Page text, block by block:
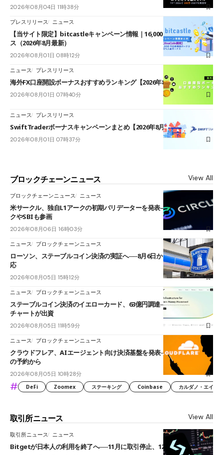
2026年08月04日 11時38分
プレスリリース ニュース
【当サイト限定】bitcastleキャンペーン情報｜16,000円口座開設ボーナ
ス（2026年8月最新）
2026年08月01日 08時12分
ニュース プレスリリース
海外FX口座開設ボーナスおすすめランキング【2026年8月最新】
2026年08月01日 07時40分
ニュース プレスリリース
SwiftTraderボーナスキャンペーンまとめ【2026年8月最新】
2026年08月01日 07時37分
ブロックチェーンニュース View All
ブロックチェーンニュース ニュース
米サークル、独自L1アークの初期バリデーターを発表――ブラックロッ
クやSBIも参画
2026年08月06日 16時03分
ニュース ブロックチェーンニュース
ローソン、ステーブルコイン決済の実証へ──8月6日からJPYCやUSDC対
応
2026年08月05日 15時12分
ニュース ブロックチェーンニュース
ステーブルコイン決済のイエローカード、63億円調達──ソニーやスタン
チャートが出資
2026年08月05日 11時59分
ニュース ブロックチェーンニュース
クラウドフレア、AIエージェント向け決済基盤を発表──まずハンドル名
の予約から
2026年08月05日 10時28分
# DeFi Zoomex ステーキング Coinbase カルダノ・エイ
取引所ニュース View All
取引所ニュース ニュース
Bitgetが日本人の利用を終了へ──11月に取引停止、12月末に強制決済